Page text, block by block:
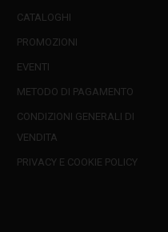
CATALOGHI
PROMOZIONI
EVENTI
METODO DI PAGAMENTO
CONDIZIONI GENERALI DI
VENDITA
PRIVACY E COOKIE POLICY